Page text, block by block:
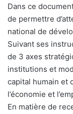
Dans ce
de permettre
national de
Suivant ses
de 3 axes
institutions et
capital humain et
l’économie et
En matière de